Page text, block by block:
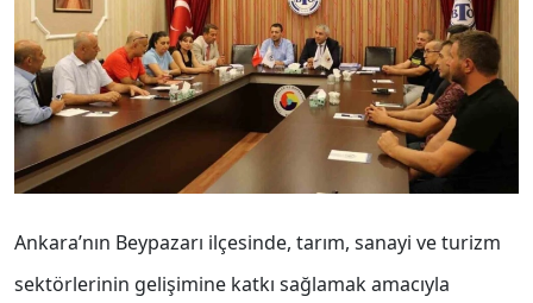
Ankara’nın Beypazarı ilçesinde, tarım, sanayi ve turizm
sektörlerinin gelişimine katkı sağlamak amacıyla